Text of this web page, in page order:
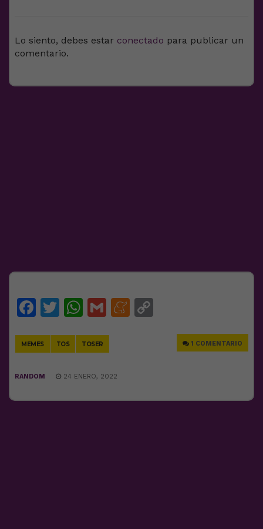
Lo siento, debes estar conectado para publicar un
comentario.
Facebook
Twitter
WhatsApp
GmailMeneame
MEMES TOS TOSER 1 COMENTARIO
RANDOM 24 ENERO, 2022